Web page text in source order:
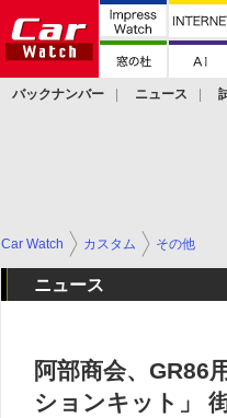
バックナンバー ニュース
Car Watch カスタム その他
ニュース
阿部商会、GR86
ションキット」